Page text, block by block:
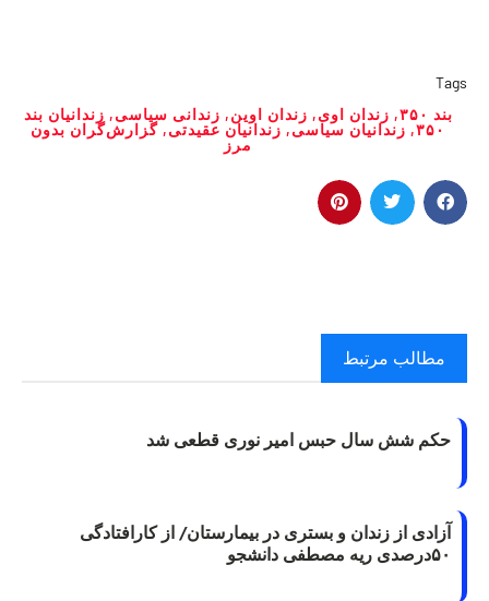
Tags
بند ۳۵۰
, زندان اوی, زندان اوین, زندانی سیاسی, زندانیان بند
٣۵٠, زندانیان سیاسی, زندانیان عقیدتی, گزارش‌گران بدون
مرز
مطالب مرتبط
حکم شش سال حبس امیر نوری قطعی شد
آزادی از زندان و بستری در بیمارستان/ از کارافتادگی
۵۰درصدی ریه مصطفی دانشجو